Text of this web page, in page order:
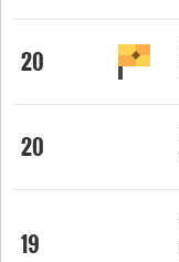
20
20
19